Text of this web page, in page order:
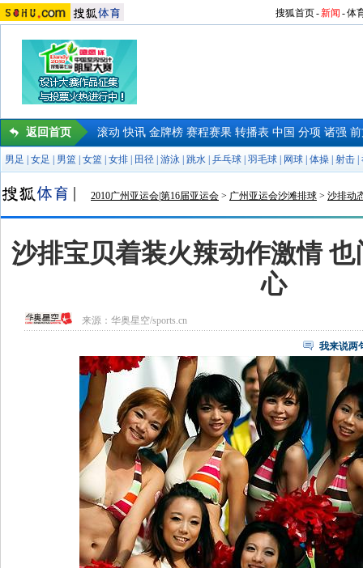
搜狐首页-新闻 -体
返回首页 滚动 快讯 金牌榜 赛程赛果 转播表 中国 分项 诸强
男足 女足 男篮 女篮 女排 田径 游泳 跳水 乒乓球 羽毛球 网球 体操 射击
2010广州亚运会|第16届亚运会 > 广州亚运会沙滩排球 > 沙排动
沙排宝贝着装火辣动作激情
心
来源：华奥星空/sports.cn
我来说两